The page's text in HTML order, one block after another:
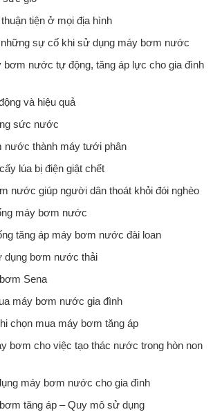
tiện ở mọi địa hình
sự cố khi sử dụng máy bơm nước
bơm nước tự động, tăng áp lực cho gia đình
và hiệu quả
sức nước
nước thành máy tưới phân
lúa bị điện giật chết
nước giúp người dân thoát khỏi đói nghèo
máy bơm nước
tăng áp máy bơm nước đài loan
dụng bơm nước thải
Sena
máy bơm nước gia đình
chọn mua máy bơm tăng áp
bơm cho việc tạo thác nước trong hòn non
máy bơm nước cho gia đình
tăng áp – Quy mô sử dụng